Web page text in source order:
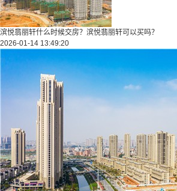
滨悦翡丽轩什么时候交房？滨悦翡丽轩可以买吗？
2026-01-14 13:49:20